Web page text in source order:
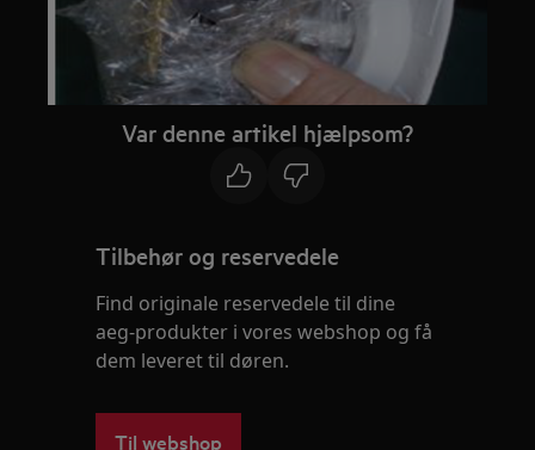
Var denne artikel hjælpsom?
Tilbehør og reservedele
Find originale reservedele til dine
aeg-produkter i vores webshop og få
dem leveret til døren.
Til webshop